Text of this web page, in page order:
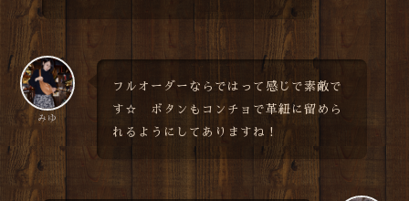
みゆ
フルオーダーならではって感じで素敵で
す☆ ボタンもコンチョで革紐に留めら
れるようにしてありますね！